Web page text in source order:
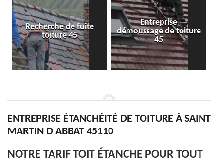
Entreprise
démoussage de toiture
45
Isolation toiture 45
ENTREPRISE ÉTANCHÉITÉ DE TOITURE À SAINT
MARTIN D ABBAT 45110
NOTRE TARIF TOIT ÉTANCHE POUR TOUT